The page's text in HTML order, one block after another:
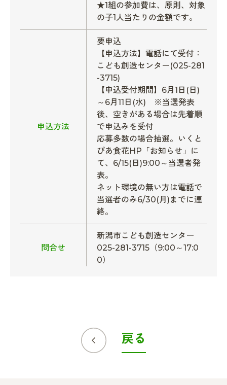
★1組の参加費は、原則、対象
の子1人当たりの金額です。
申込方法
要申込
【申込方法】電話にて受付：
こども創造センター(025-281
-3715)
【申込受付期間】6月1日(日)
～6月11日(水) ※当選発表
後、空きがある場合は先着順
で申込みを受付
応募多数の場合抽選。いくと
ぴあ食花HP「お知らせ」に
て、6/15(日)9:00～当選者発
表。
ネット環境の無い方は電話で
当選者のみ6/30(月)までに連
絡。
問合せ
新潟市こども創造センター
025-281-3715（9:00～17:0
0）
戻る